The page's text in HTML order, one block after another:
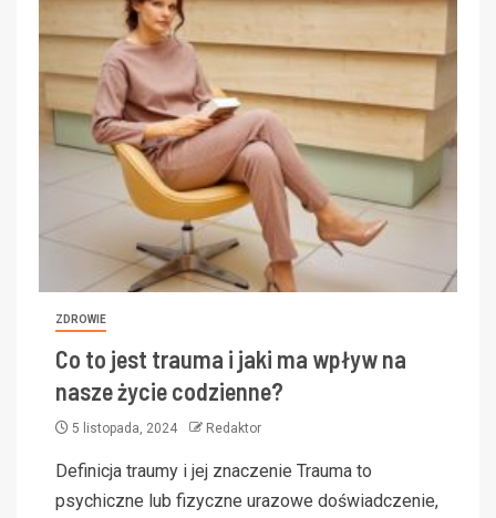
ZDROWIE
Co to jest trauma i jaki ma wpływ na
nasze życie codzienne?
5 listopada, 2024 Redaktor
Definicja traumy i jej znaczenie Trauma to
psychiczne lub fizyczne urazowe doświadczenie,